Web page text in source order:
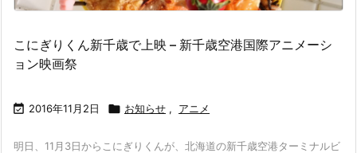
こにぎりくん新千歳で上映 – 新千歳空港国際アニメーシ
ョン映画祭
 2016年11月2日  お知らせ , アニメ
明日、11月3日からこにぎりくんが、北海道の新千歳空港ターミナルビ